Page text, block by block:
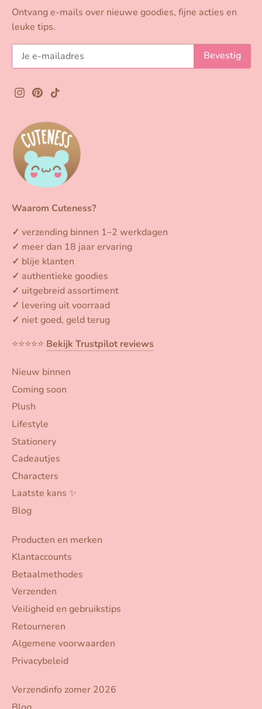
Ontvang e-mails over nieuwe goodies, fijne acties en
leuke tips.
Waarom Cuteness?
✓ verzending binnen 1–2 werkdagen
✓ meer dan 18 jaar ervaring
✓ blije klanten
✓ authentieke goodies
✓ uitgebreid assortiment
✓ levering uit voorraad
✓ niet goed, geld terug
⭐️⭐️⭐️⭐️⭐️ Bekijk Trustpilot reviews
Nieuw binnen
Coming soon
Plush
Lifestyle
Stationery
Cadeautjes
Characters
Laatste kans ✨
Blog
Producten en merken
Klantaccounts
Betaalmethodes
Verzenden
Veiligheid en gebruikstips
Retourneren
Algemene voorwaarden
Privacybeleid
Verzendinfo zomer 2026